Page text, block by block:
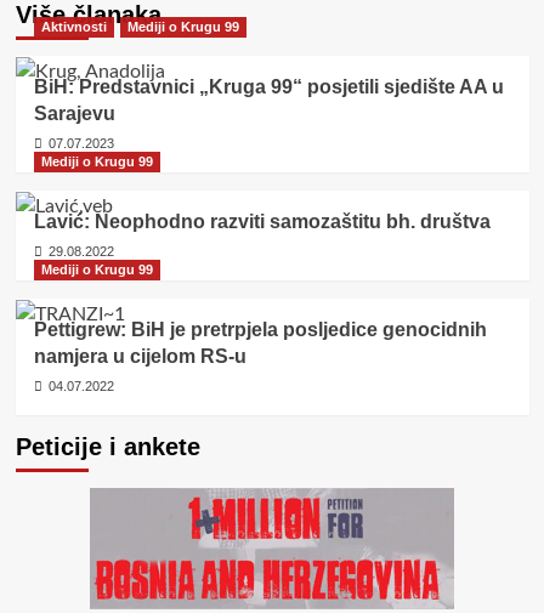
Više članaka
Aktivnosti Mediji o Krugu 99
BiH: Predstavnici „Kruga 99“ posjetili sjedište AA u
Sarajevu
07.07.2023
Mediji o Krugu 99
Lavić: Neophodno razviti samozaštitu bh. društva
29.08.2022
Mediji o Krugu 99
Pettigrew: BiH je pretrpjela posljedice genocidnih
namjera u cijelom RS-u
04.07.2022
Peticije i ankete